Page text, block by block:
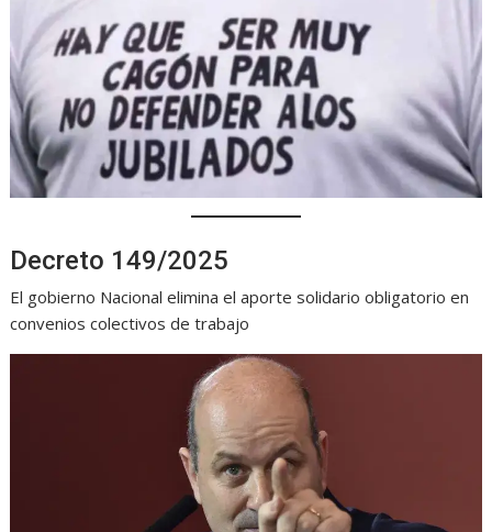
Decreto 149/2025
El gobierno Nacional elimina el aporte solidario obligatorio en
convenios colectivos de trabajo